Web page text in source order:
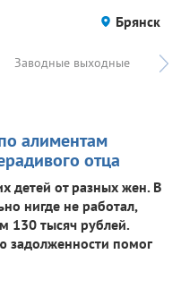
Брянск
Заводные выходные
алиментам
отца
детей от разных жен. В
нигде не работал,
130 тысяч рублей.
задолженности помог